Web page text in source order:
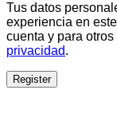
Tus datos
experiencia en
cuenta y para
privacidad.
Register